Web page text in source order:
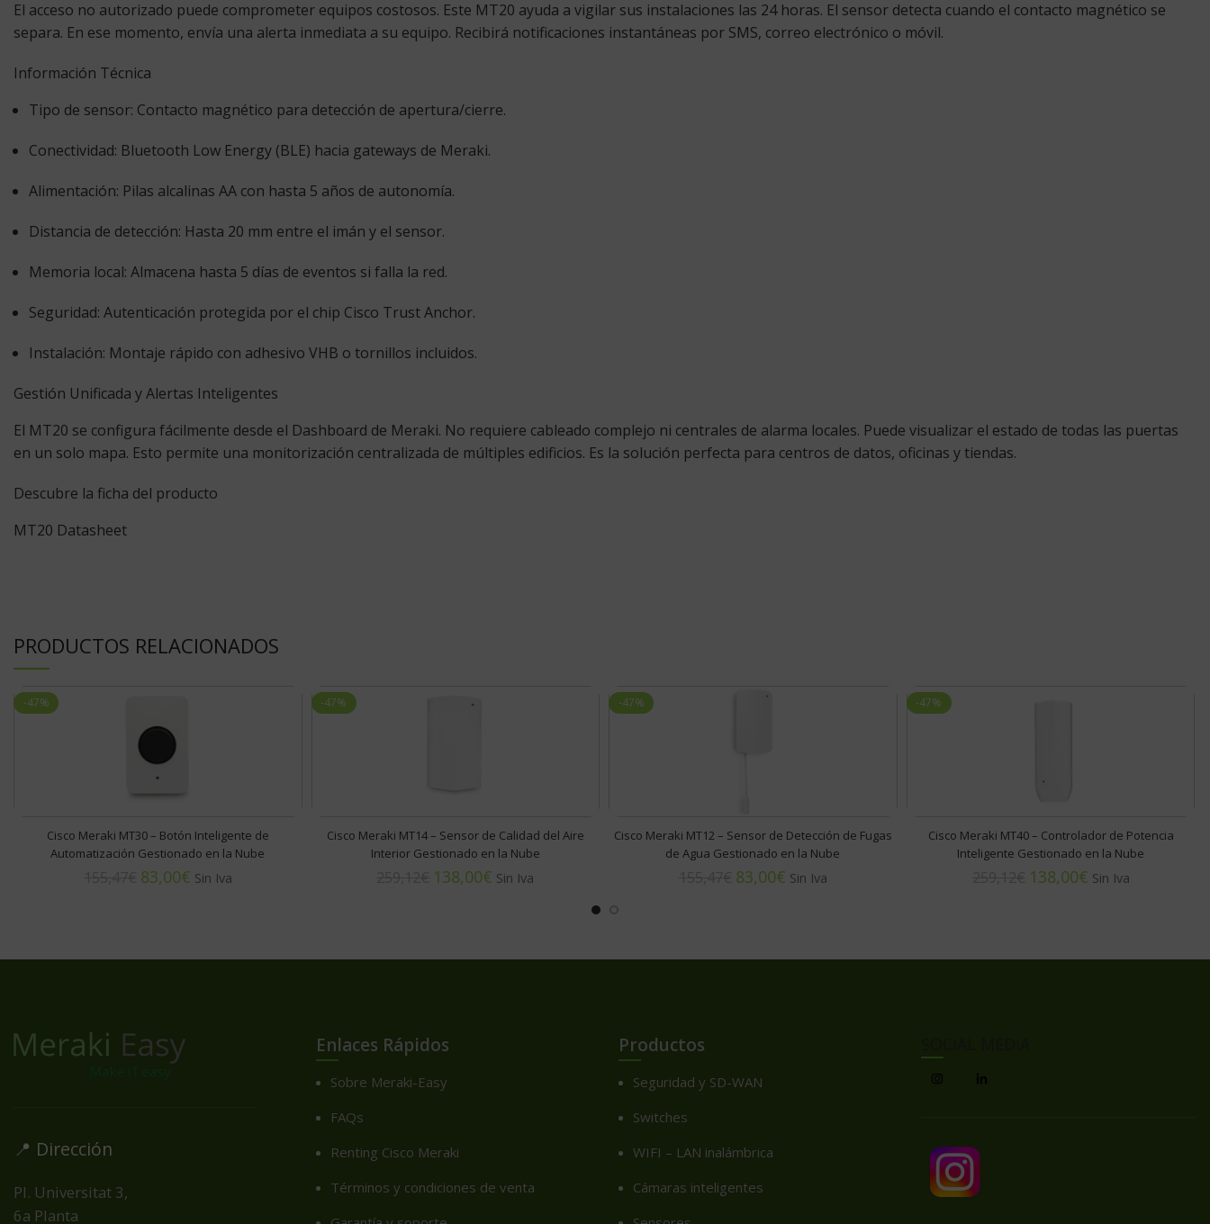
El acceso no autorizado puede comprometer equipos costosos. Este MT20 ayuda a vigilar sus instalaciones las 24 horas. El sensor detecta cuando el contacto magnético se
separa. En ese momento, envía una alerta inmediata a su equipo. Recibirá notificaciones instantáneas por SMS, correo electrónico o móvil.
Información Técnica
Tipo de sensor: Contacto magnético para detección de apertura/cierre.
Conectividad: Bluetooth Low Energy (BLE) hacia gateways de Meraki.
Alimentación: Pilas alcalinas AA con hasta 5 años de autonomía.
Distancia de detección: Hasta 20 mm entre el imán y el sensor.
Memoria local: Almacena hasta 5 días de eventos si falla la red.
Seguridad: Autenticación protegida por el chip Cisco Trust Anchor.
Instalación: Montaje rápido con adhesivo VHB o tornillos incluidos.
Gestión Unificada y Alertas Inteligentes
El MT20 se configura fácilmente desde el Dashboard de Meraki. No requiere cableado complejo ni centrales de alarma locales. Puede visualizar el estado de todas las puertas
en un solo mapa. Esto permite una monitorización centralizada de múltiples edificios. Es la solución perfecta para centros de datos, oficinas y tiendas.
Descubre la ficha del producto
MT20 Datasheet
PRODUCTOS RELACIONADOS
-47%
Cisco Meraki MT30 – Botón Inteligente de
Automatización Gestionado en la Nube
83,00€
-47%
Cisco Meraki MT14 – Sensor de Calidad del Aire
Interior Gestionado en la Nube
138,00€
-47%
Cisco Meraki MT12 – Sensor de Detección de Fugas
de Agua Gestionado en la Nube
83,00€
-47%
Cisco Meraki MT40 – Controlador de Potencia
Inteligente Gestionado en la Nube
138,00€
📍 Dirección
Pl. Universitat 3,
6a Planta
Enlaces Rápidos
Sobre Meraki-Easy
FAQs
Renting Cisco Meraki
Términos y condiciones de venta
Productos
Seguridad y SD-WAN
Switches
WIFI – LAN inalámbrica
Cámaras inteligentes